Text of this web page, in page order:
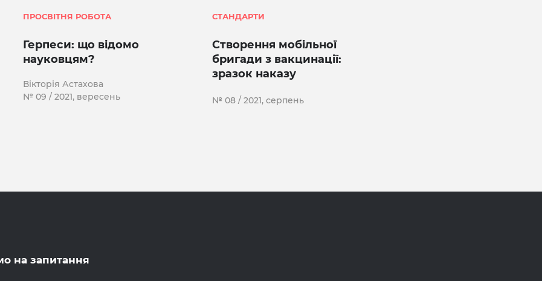
ПРОСВІТНЯ РОБОТА
Герпеси: що відомо
науковцям?
Вікторія Астахова
№ 09 / 2021, вересень
СТАНДАРТИ
Створення мобільної
бригади з вакцинації:
зразок наказу
№ 08 / 2021, серпень
на запитання